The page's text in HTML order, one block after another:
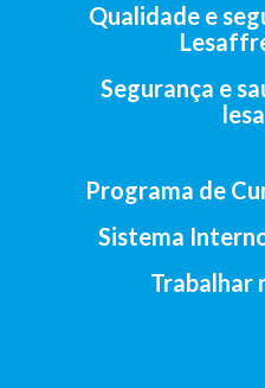
Qualidade e
Segurança e
Programa de
Sistema
Trabalhar